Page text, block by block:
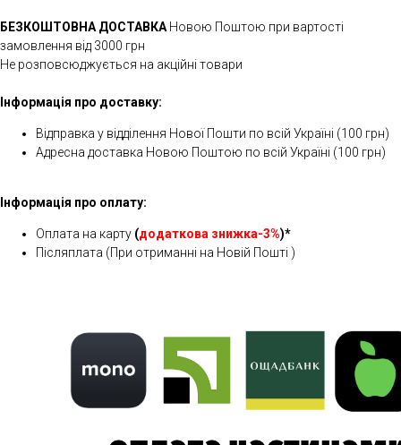
БЕЗКОШТОВНА ДОСТАВКАНовою Поштою при вартості
замовлення від 3000 грн
Не розповсюджується на акційні товари
Інформація про доставку:
Відправка у відділення Нової Пошти по всій Україні (100 грн)
Адресна доставка Новою Поштою по всій Україні (100 грн)
Інформація про оплату:
Оплата на карту (додаткова знижка-3%)*
Післяплата (При отриманні на Новій Пошті )